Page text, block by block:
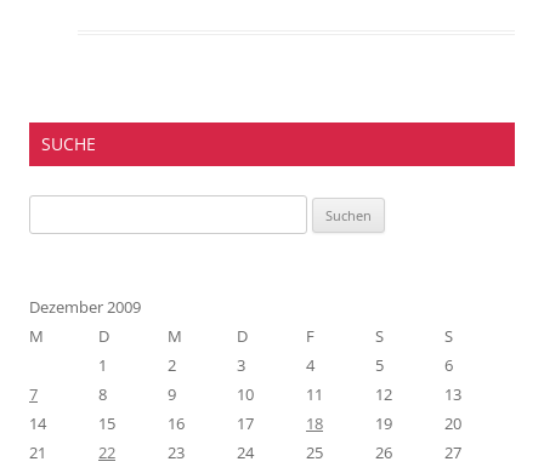
SUCHE
nach:
Dezember 2009
M
D M D F S
S
1
2 3 4 5
6
7
8 9 10 11 12
13
14
15 16 17 18 19
20
21
22 23 24 25 26
27